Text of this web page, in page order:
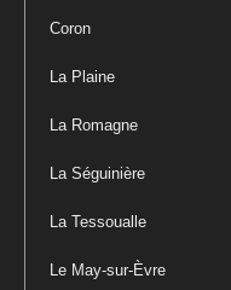
Coron
La Plaine
La Romagne
La Séguinière
La Tessoualle
Le May-sur-Èvre